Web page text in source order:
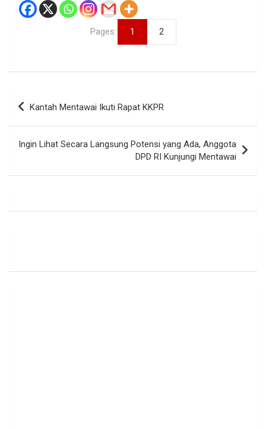
Pages: 1 2
Navigasi
Kantah Mentawai Ikuti Rapat KKPR
Ingin Lihat Secara Langsung Potensi yang Ada, Anggota
DPD RI Kunjungi Mentawai